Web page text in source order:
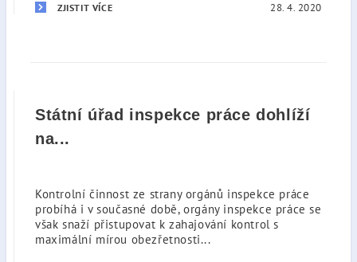
ZJISTIT VÍCE 28. 4. 2020
Státní úřad inspekce práce dohlíží
na...
Kontrolní činnost ze strany orgánů inspekce práce
probíhá i v současné době, orgány inspekce práce se
však snaží přistupovat k zahajování kontrol s
maximální mírou obezřetnosti...